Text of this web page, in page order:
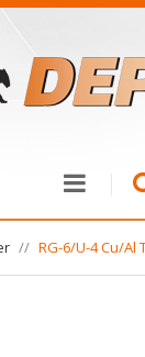
RG-6/U-4 Cu/Al